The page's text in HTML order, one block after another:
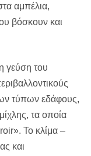
αμπέλια,
βόσκουν και
γεύση του
τύπων εδάφους,
τα οποία
Το κλίμα –
και